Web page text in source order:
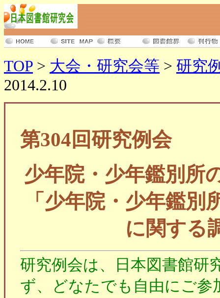
TOP > 大会・研究会等 > 研究
2014.2.10
第304回研究例会
少年院・少年鑑別所
「少年院・少年鑑
に関する
研究例会は、日本図書館研
ず、どなたでも自由にご